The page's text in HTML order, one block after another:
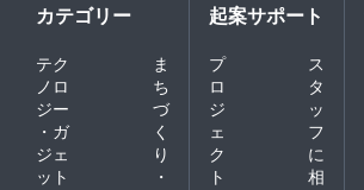
カテゴリー
テク
ノロ
ジー
・ガ
ジェ
ット
ま
ち
づ
く
り
・
起案サポート
プ
ロ
ジ
ェ
ク
ト
ス
タ
ッ
フ
に
相